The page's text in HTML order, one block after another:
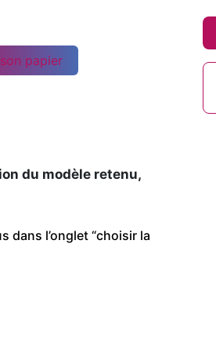
papier
du modèle retenu,
dans l’onglet “choisir la